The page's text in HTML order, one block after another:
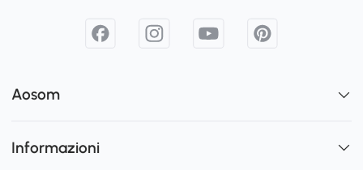
Aosom
Informazioni